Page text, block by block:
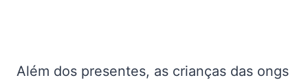
Além dos presentes, as crianças das ongs